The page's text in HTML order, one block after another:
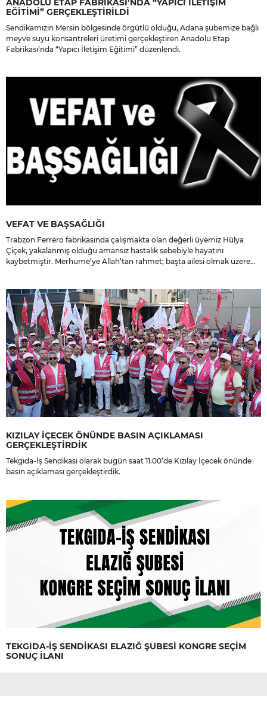
ANADOLU ETAP FABRİKASI’NDA “YAPICI İLETİŞİM
EĞİTİMİ” GERÇEKLEŞTİRİLDİ
Sendikamızın Mersin bölgesinde örgütlü olduğu, Adana şubemize bağlı
meyve suyu konsantreleri üretimi gerçekleştiren Anadolu Etap
Fabrikası’nda “Yapıcı İletişim Eğitimi” düzenlendi.
VEFAT VE BAŞSAĞLIĞI
Trabzon Ferrero fabrikasında çalışmakta olan değerli üyemiz Hülya
Çiçek, yakalanmış olduğu amansız hastalık sebebiyle hayatını
kaybetmiştir. Merhume’ye Allah’tan rahmet; başta ailesi olmak üzere
KIZILAY İÇECEK ÖNÜNDE BASIN AÇIKLAMASI
GERÇEKLEŞTİRDİK
Tekgıda-İş Sendikası olarak bugün saat 11.00’de Kızılay İçecek önünde
basın açıklaması gerçekleştirdik.
TEKGIDA-İŞ SENDİKASI ELAZIĞ ŞUBESİ KONGRE SEÇİM
SONUÇ İLANI